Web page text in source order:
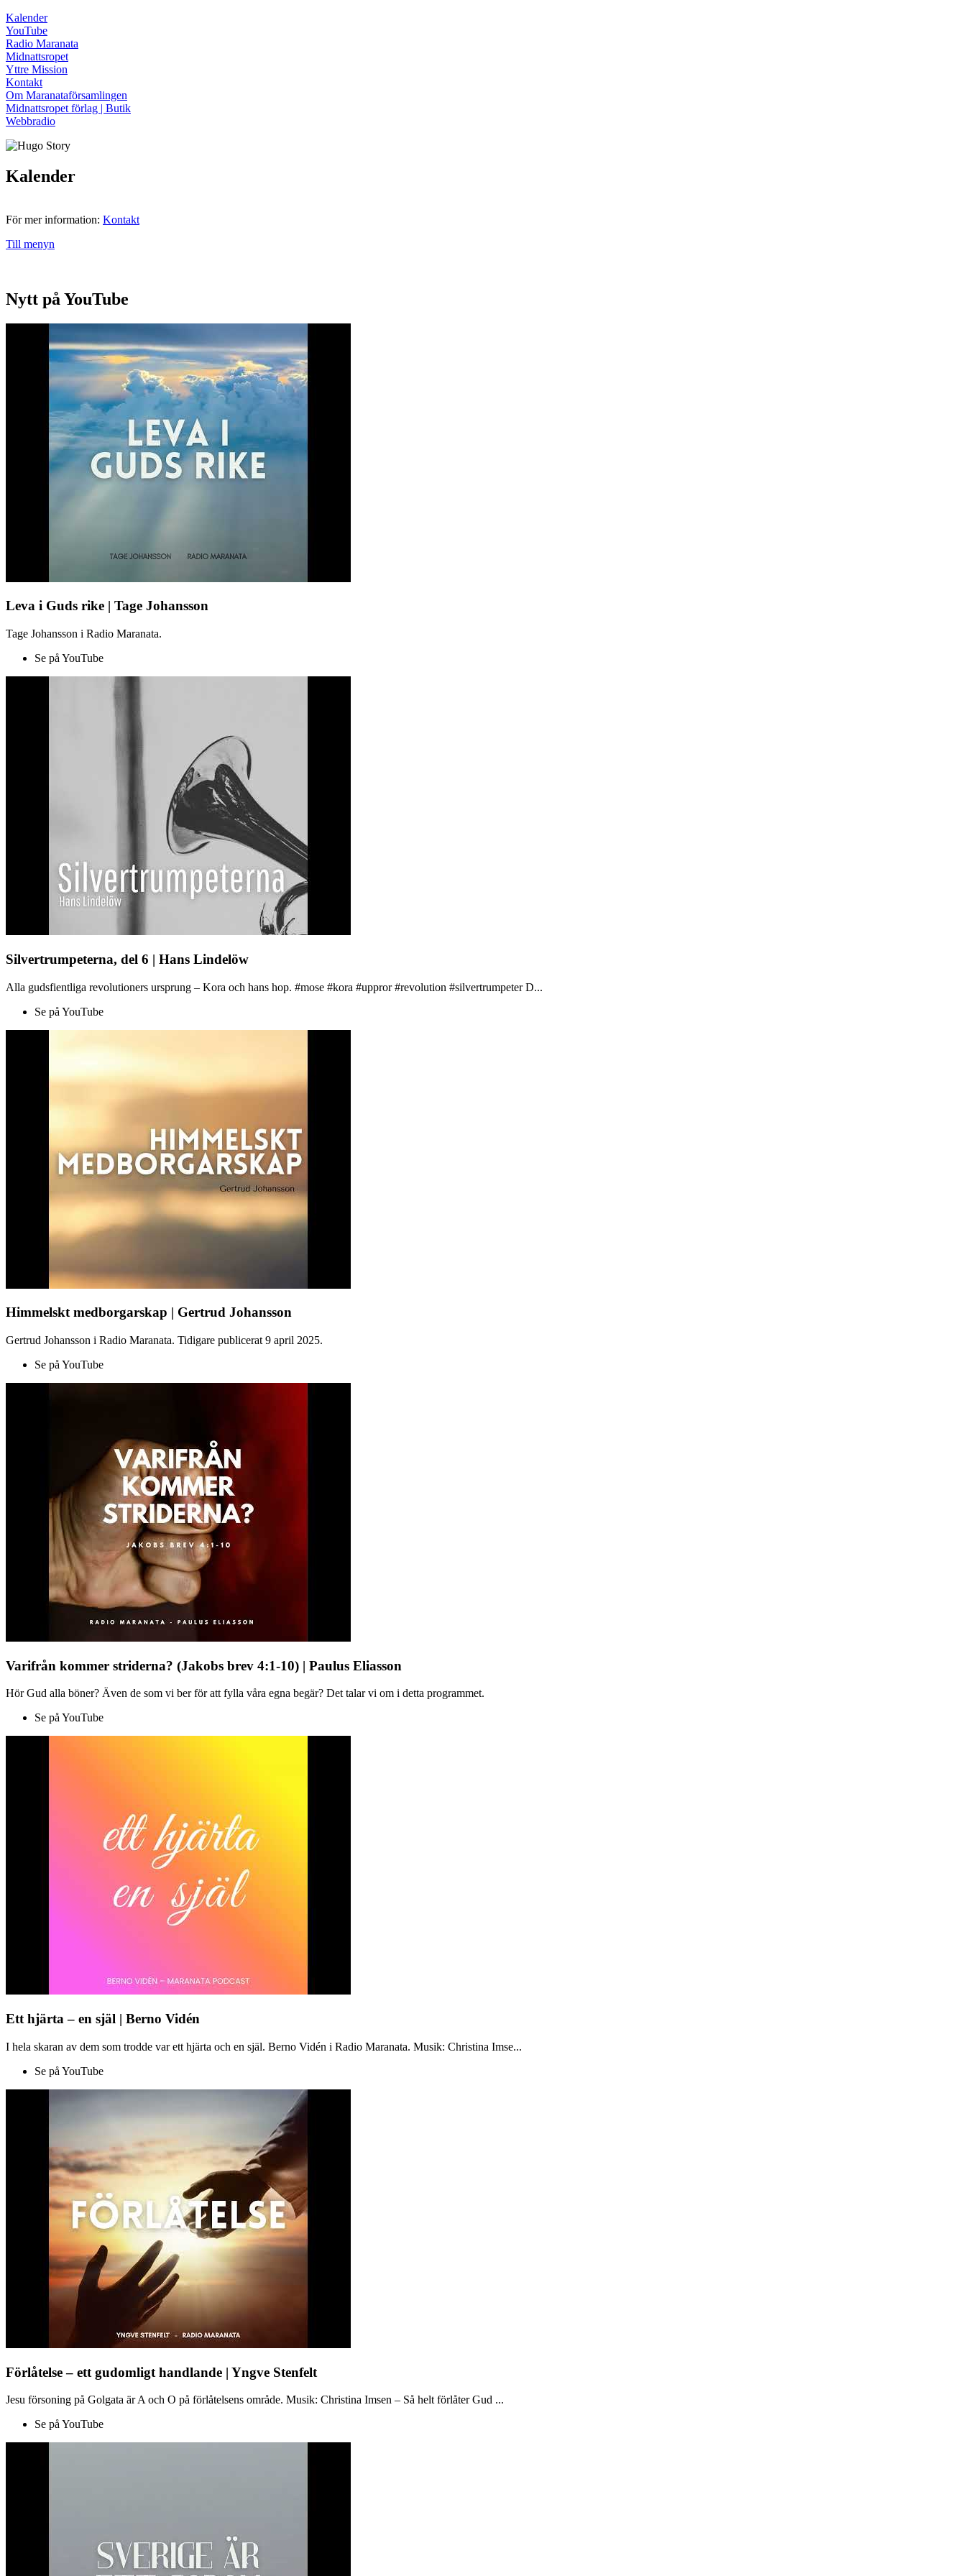
Kalender
YouTube
Radio Maranata
Midnattsropet
Yttre Mission
Kontakt
Om Maranataförsamlingen
Midnattsropet förlag | Butik
Webbradio
Kalender
För mer information: Kontakt
Till menyn
Nytt på YouTube
Leva i Guds rike | Tage Johansson
Tage Johansson i Radio Maranata.
Se på YouTube
Silvertrumpeterna, del 6 | Hans Lindelöw
Alla gudsfientliga revolutioners ursprung – Kora och hans hop. #mose #kora #uppror #revolution #silvertrumpeter D...
Se på YouTube
Himmelskt medborgarskap | Gertrud Johansson
Gertrud Johansson i Radio Maranata. Tidigare publicerat 9 april 2025.
Se på YouTube
Varifrån kommer striderna? (Jakobs brev 4:1-10) | Paulus Eliasson
Hör Gud alla böner? Även de som vi ber för att fylla våra egna begär? Det talar vi om i detta programmet.
Se på YouTube
Ett hjärta – en själ | Berno Vidén
I hela skaran av dem som trodde var ett hjärta och en själ. Berno Vidén i Radio Maranata. Musik: Christina Imse...
Se på YouTube
Förlåtelse – ett gudomligt handlande | Yngve Stenfelt
Jesu försoning på Golgata är A och O på förlåtelsens område. Musik: Christina Imsen – Så helt förlåter Gud ...
Se på YouTube